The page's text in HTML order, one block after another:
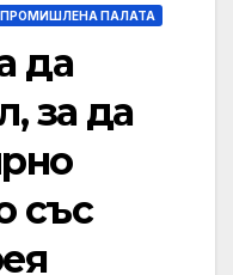
ПАЛАТА
да
за да
със